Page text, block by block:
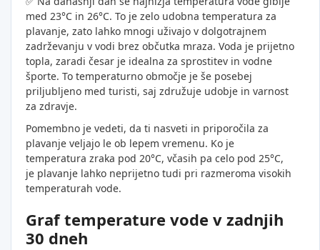
med 23°C in 26°C. To je zelo udobna temperatura za
plavanje, zato lahko mnogi uživajo v dolgotrajnem
zadrževanju v vodi brez občutka mraza. Voda je prijetno
topla, zaradi česar je idealna za sprostitev in vodne
športe. To temperaturno območje je še posebej
priljubljeno med turisti, saj združuje udobje in varnost
za zdravje.
Pomembno je vedeti, da ti nasveti in priporočila za
plavanje veljajo le ob lepem vremenu. Ko je
temperatura zraka pod 20°C, včasih pa celo pod 25°C,
je plavanje lahko neprijetno tudi pri razmeroma visokih
temperaturah vode.
Graf temperature vode v zadnjih
30 dneh